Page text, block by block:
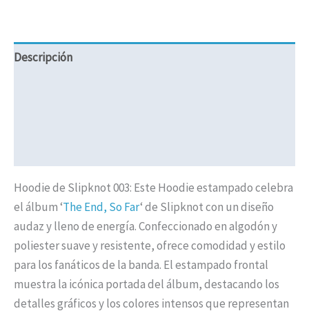
Descripción
Hoodie de Slipknot 003: Este Hoodie estampado celebra
el álbum ‘The End, So Far‘ de Slipknot con un diseño
audaz y lleno de energía. Confeccionado en algodón y
poliester suave y resistente, ofrece comodidad y estilo
para los fanáticos de la banda. El estampado frontal
muestra la icónica portada del álbum, destacando los
detalles gráficos y los colores intensos que representan